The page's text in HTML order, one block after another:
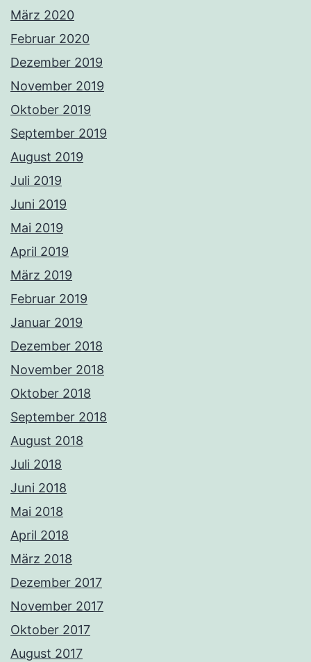
März 2020
Februar 2020
Dezember 2019
November 2019
Oktober 2019
September 2019
August 2019
Juli 2019
Juni 2019
Mai 2019
April 2019
März 2019
Februar 2019
Januar 2019
Dezember 2018
November 2018
Oktober 2018
September 2018
August 2018
Juli 2018
Juni 2018
Mai 2018
April 2018
März 2018
Dezember 2017
November 2017
Oktober 2017
August 2017